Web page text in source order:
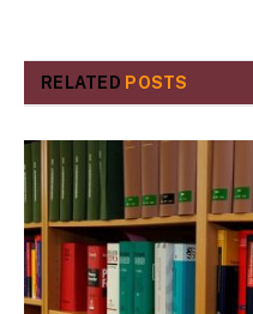
RELATED POSTS